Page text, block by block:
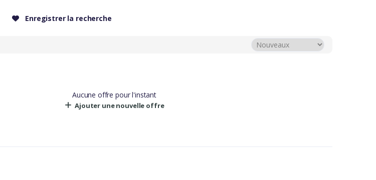
Enregistrer la recherche
Aucune offre pour l'instant
Ajouter une nouvelle offre